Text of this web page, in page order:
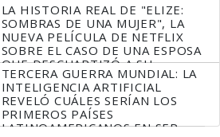
LA HISTORIA REAL DE "ELIZE:
SOMBRAS DE UNA MUJER", LA
NUEVA PELÍCULA DE NETFLIX
SOBRE EL CASO DE UNA ESPOSA
QUE DESCUARTIZÓ A SU
MARIDO
TERCERA GUERRA MUNDIAL: LA
INTELIGENCIA ARTIFICIAL
REVELÓ CUÁLES SERÍAN LOS
PRIMEROS PAÍSES
LATINOAMERICANOS EN SER